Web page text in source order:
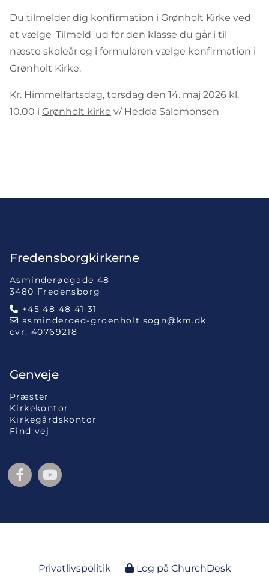
Du tilmelder dig konfirmation i Grønholt Kirke ved
at vælge 'Tilmeld' ud for den klasse du går i til
næste skoleår og i formularen vælge konfirmation i
Grønholt Kirke.
Kr. Himmelfartsdag, torsdag den 14. maj 2026 kl.
10.00 i Grønholt kirke v/ Hedda Salomonsen
Fredensborgkirkerne
Asminderødgade 48
3480 Fredensborg
 +45 48 48 41 31
 asminderoed-groenholt.sogn@km.dk
cvr. 40769218
Genveje
Præster
Kirkekontor
Kirkegårdskontor
Find vej
Privatlivspolitik Log på ChurchDesk